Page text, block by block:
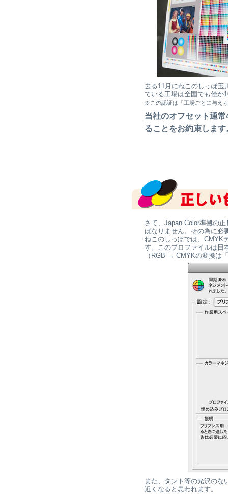
去る11月にねこのしっぽ玉
ている工場は全国でも僅か
※この認証は「工場ごとに与え
当社のオフセット通
ることをお約束します
さて、Japan Color準拠の
ばなりません。その為に必
ねこのしっぽでは、CMYK
す。このプロファイルは日
（RGB → CMYKの変換は
また、タント等の光沢のな
近くなると思われます。